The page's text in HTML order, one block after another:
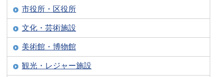
市役所・区役所
文化・芸術施設
美術館・博物館
観光・レジャー施設